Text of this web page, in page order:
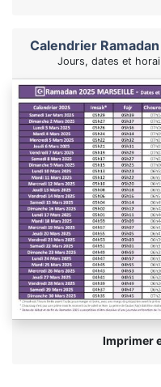
Calendrier
Jours, dates et
Imprimer